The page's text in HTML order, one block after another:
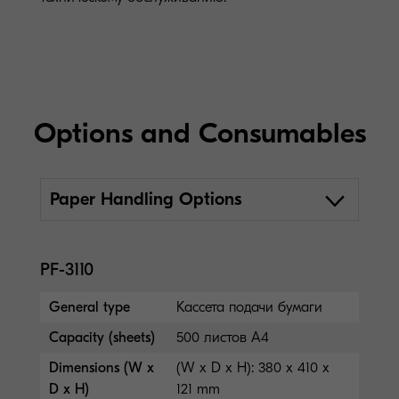
Options and Consumables
Paper Handling Options
PF-3110
General type
Кассета подачи бумаги
Capacity (sheets)
500 листов A4
Dimensions (W x
D x H)
(W x D x H): 380 x 410 x
121 mm